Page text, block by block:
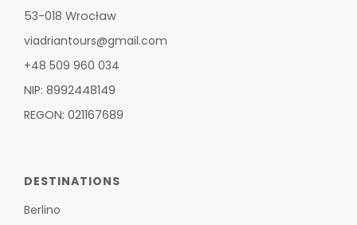
53-018 Wrocław
viadriantours@gmail.com
+48 509 960 034
NIP: 8992448149
REGON: 021167689
DESTINATIONS
Berlino